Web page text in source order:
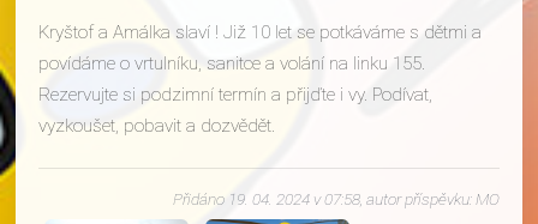
Kryštof a Amálka slaví ! Již 10 let se potkáváme s dětmi a
povídáme o vrtulníku, sanitce a volání na linku 155.
Rezervujte si podzimní termín a přijďte i vy. Podívat,
vyzkoušet, pobavit a dozvědět.
Přidáno 19. 04. 2024 v 07:58, autor příspěvku: MO